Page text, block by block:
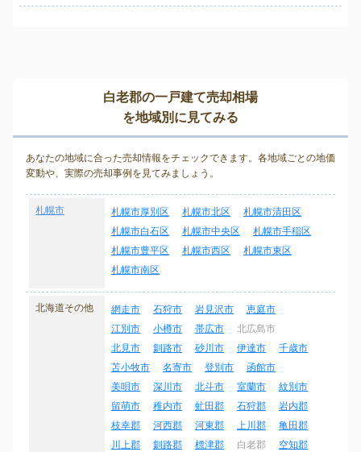
白老郡の一戸建て売却相場
を地域別に見てみる
あなたの地域に合った売却情報をチェックできます。各地域ごとの地価
変動や、実際の売却事例を見てみましょう。
札幌市 札幌市厚別区 札幌市北区
札幌市清田区
札幌市白石区
札幌市中央区
札幌市手稲区
札幌市豊平区
札幌市西区
札幌市東区
札幌市南区
北海道その他 網走市 石狩市 岩見沢市
恵庭市
江別市
小樽市 帯広市
北広島市
北見市
釧路市 砂川市 伊達市
千歳市
苫小牧市
名寄市 登別市
函館市
美唄市
深川市 北斗市 室蘭市
紋別市
留萌市
稚内市 虻田郡 石狩郡
岩内郡
枝幸郡
河西郡 河東郡 上川郡
亀田郡
川上郡
釧路郡 標津郡 白老郡
空知郡